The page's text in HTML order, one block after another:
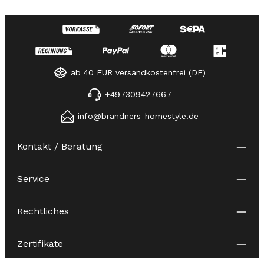
ab 40 EUR versandkostenfrei (DE)
+497309427667
info@brandners-homestyle.de
Kontakt / Beratung
Service
Rechtliches
Zertifikate